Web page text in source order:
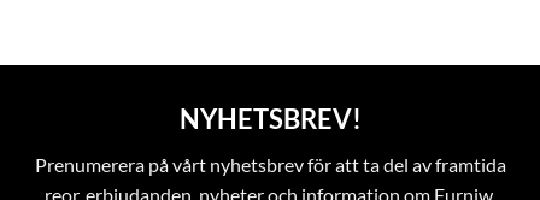
NYHETSBREV!
Prenumerera på vårt nyhetsbrev för att ta del av framtida
reor, erbjudanden, nyheter och information om Furniw.